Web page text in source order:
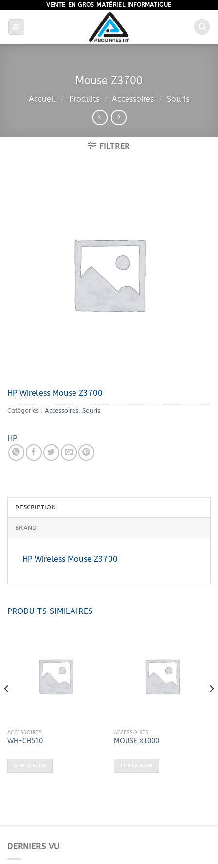
au
contenu
VENTE EN GROS MATÉRIEL INFORMATIQUE
Mouse Z3700
Accueil / Produits / Accessoires / Souris
FILTRER
HP Wireless Mouse Z3700
Catégories : Accessoires, Souris
HP
DESCRIPTION
BRAND
HP Wireless Mouse Z3700
PRODUITS SIMILAIRES
ACCESSOIRES
WH-CH510
Lire la suite
ACCESSOIRES
MOUSE X1000
Lire la suite
DERNIERS VU